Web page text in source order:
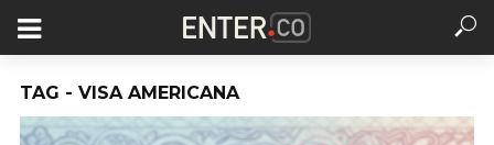
TAG - VISA AMERICANA